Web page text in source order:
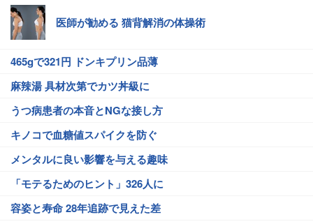
医師が勧める 猫背解消の体操術
465gで321円 ドンキプリン品薄
麻辣湯 具材次第でカツ丼級に
うつ病患者の本音とNGな接し方
キノコで血糖値スパイクを防ぐ
メンタルに良い影響を与える趣味
「モテるためのヒント」326人に
容姿と寿命 28年追跡で見えた差